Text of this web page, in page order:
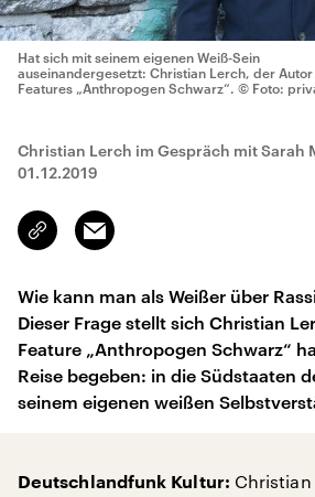
Hat sich mit seinem eigenen Weiß-Sein
auseinandergesetzt: Christian Lerch, der Autor
Features „Anthropogen Schwarz“. © Foto:
Christian Lerch im Gespräch mit Sarah
01.12.2019
Link
kopieren/teilen
Email
Wie kann man als Weißer über
Dieser Frage stellt sich Christian
Feature „Anthropogen Schwarz“
Reise begeben: in die Südstaaten
seinem eigenen weißen
Deutschlandfunk Kultur: Christian